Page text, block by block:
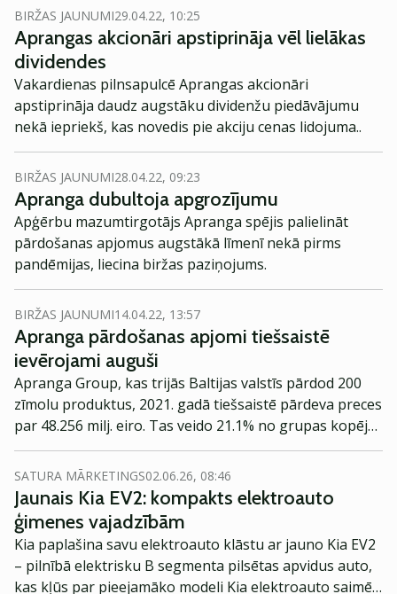
BIRŽAS JAUNUMI29.04.22, 10:25
Aprangas akcionāri apstiprināja vēl lielākas
dividendes
Vakardienas pilnsapulcē Aprangas akcionāri
apstiprināja daudz augstāku dividenžu piedāvājumu
nekā iepriekš, kas novedis pie akciju cenas lidojuma..
BIRŽAS JAUNUMI28.04.22, 09:23
Apranga dubultoja apgrozījumu
Apģērbu mazumtirgotājs Apranga spējis palielināt
pārdošanas apjomus augstākā līmenī nekā pirms
pandēmijas, liecina biržas paziņojums.
BIRŽAS JAUNUMI14.04.22, 13:57
Apranga pārdošanas apjomi tiešsaistē
ievērojami auguši
Apranga Group, kas trijās Baltijas valstīs pārdod 200
zīmolu produktus, 2021. gadā tiešsaistē pārdeva preces
par 48.256 milj. eiro. Tas veido 21.1% no grupas kopējā
apgrozījuma un ir teju divas reizes vairāk nekā 2020.
gadā, kad tiešsaistes pārdošanas apjoms sasniedza
24.95 milj. eiro.
SATURA MĀRKETINGS02.06.26, 08:46
Jaunais Kia EV2: kompakts elektroauto
ģimenes vajadzībām
Kia paplašina savu elektroauto klāstu ar jauno Kia EV2
– pilnībā elektrisku B segmenta pilsētas apvidus auto,
kas kļūs par pieejamāko modeli Kia elektroauto saimē